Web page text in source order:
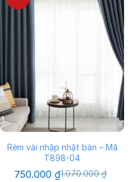
750.000 ₫.
Rèm vải nhập nhật bản – Mã
T898-04
1.070.000₫
Giá
750.000₫Giá